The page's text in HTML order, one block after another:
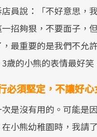
員說：「不好意思，
招夠狠，不要面子，
最重要的是我們不允
歲的小熊的表情最好
必須堅定，不讓好
是沒有用的。可能是
小熊幼稚園時，我請